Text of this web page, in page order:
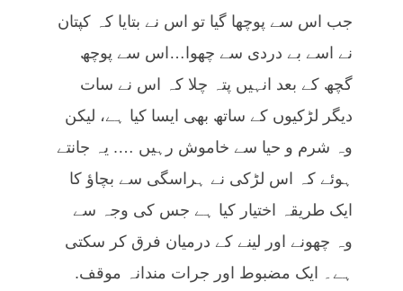
جب اس سے پوچھا گیا تو اس نے بتایا کہ کپتان
نے اسے بے دردی سے چھوا…اس سے پوچھ
گچھ کے بعد انہیں پتہ چلا کہ اس نے سات
دیگر لڑکیوں کے ساتھ بھی ایسا کیا ہے، لیکن
وہ شرم و حیا سے خاموش رہیں …. یہ جانتے
ہوئے کہ اس لڑکی نے ہراسگی سے بچاؤ کا
ایک طریقہ اختیار کیا ہے جس کی وجہ سے
وہ چھونے اور لینے کے درمیان فرق کر سکتی
ہے۔ ایک مضبوط اور جرات مندانہ موقف.